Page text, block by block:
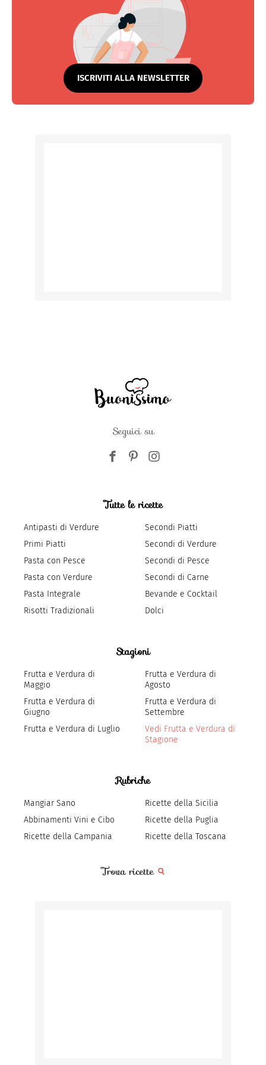
ISCRIVITI ALLA NEWSLETTER
Seguici su
Tutte le ricette
Antipasti di Verdure
Primi Piatti
Pasta con Pesce
Pasta con Verdure
Pasta Integrale
Risotti Tradizionali
Secondi Piatti
Secondi di Verdure
Secondi di Pesce
Secondi di Carne
Bevande e Cocktail
Dolci
Stagioni
Frutta e Verdura di
Maggio
Frutta e Verdura di
Giugno
Frutta e Verdura di Luglio
Frutta e Verdura di
Agosto
Frutta e Verdura di
Settembre
Vedi Frutta e Verdura di
Stagione
Rubriche
Mangiar Sano
Abbinamenti Vini e Cibo
Ricette della Campania
Ricette della Sicilia
Ricette della Puglia
Ricette della Toscana
Trova ricette